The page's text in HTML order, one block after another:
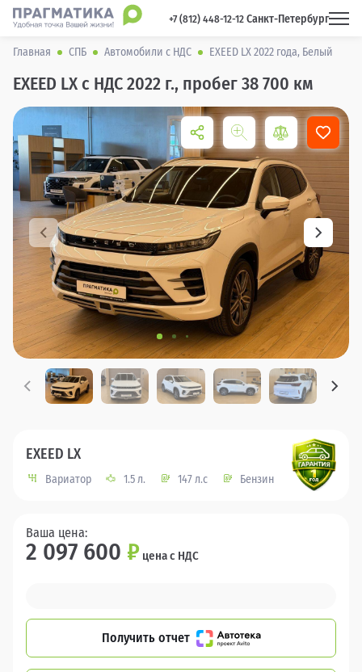
+7 (812) 448-12-12 Санкт-Петербург
Главная СПБ Автомобили с НДС EXEED LX 2022 года, Белый
EXEED LX с НДС 2022 г., пробег 38 700 км
EXEED LX
Вариатор 1.5 л. 147 л.с Бензин
Ваша цена:
2 097 600 ₽ цена с НДС
Получить отчет